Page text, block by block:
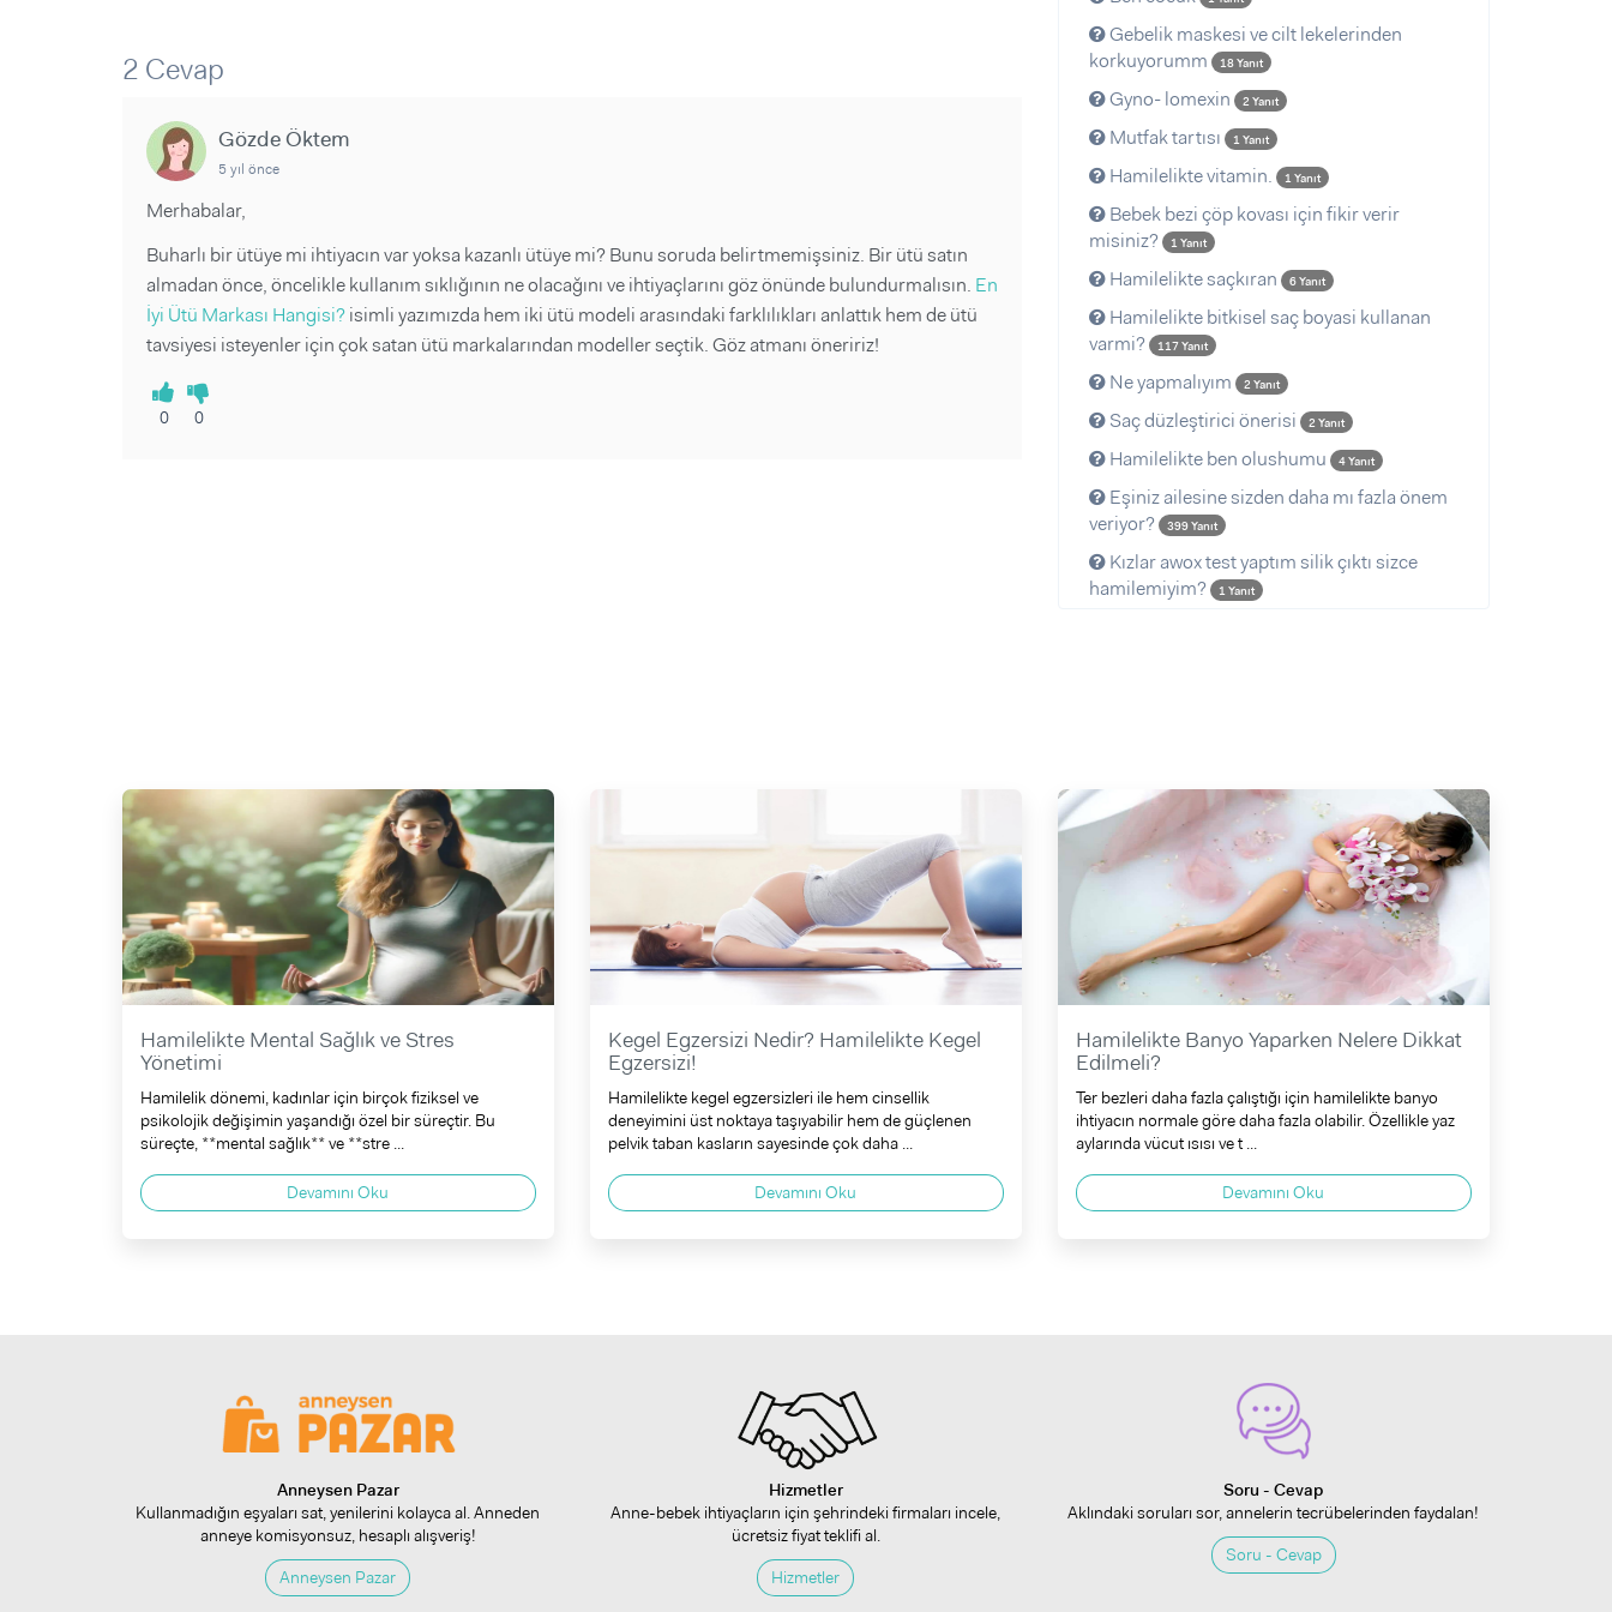
2 Cevap
Gözde Öktem
5 yıl önce
Merhabalar,
Buharlı bir ütüye mi ihtiyacın var yoksa kazanlı ütüye mi? Bunu soruda belirtmemişsiniz. Bir ütü satın
almadan önce, öncelikle kullanım sıklığının ne olacağını ve ihtiyaçlarını göz önünde bulundurmalısın. En
İyi Ütü Markası Hangisi?isimli yazımızda hem iki ütü modeli arasındaki farklılıkları anlattık hem de ütü
tavsiyesi isteyenler için çok satan ütü markalarından modeller seçtik. Göz atmanı öneririz!
0 0
Gebelik maskesi ve cilt lekelerinden
korkuyorumm
18 Yanıt
Gyno- lomexin 2 Yanıt
Mutfak tartısı 1 Yanıt
Hamilelikte vitamin. 1 Yanıt
Bebek bezi çöp kovası için fikir verir
misiniz?
1 Yanıt
Hamilelikte saçkıran 6 Yanıt
Hamilelikte bitkisel saç boyasi kullanan
varmi?
117 Yanıt
Ne yapmalıyım 2 Yanıt
Saç düzleştirici önerisi 2 Yanıt
Hamilelikte ben olushumu 4 Yanıt
Eşiniz ailesine sizden daha mı fazla önem
veriyor?
399 Yanıt
Kızlar awox test yaptım silik çıktı sizce
hamilemiyim?
1 Yanıt
Hamilelikte Mental Sağlık ve Stres
Yönetimi
Hamilelik dönemi, kadınlar için birçok fiziksel ve
psikolojik değişimin yaşandığı özel bir süreçtir. Bu
süreçte, **mental sağlık** ve **stre ...
Devamını Oku
Kegel Egzersizi Nedir? Hamilelikte Kegel
Egzersizi!
Hamilelikte kegel egzersizleri ile hem cinsellik
deneyimini üst noktaya taşıyabilir hem de güçlenen
pelvik taban kasların sayesinde çok daha ...
Devamını Oku
Hamilelikte Banyo Yaparken Nelere Dikkat
Edilmeli?
Ter bezleri daha fazla çalıştığı için hamilelikte banyo
ihtiyacın normale göre daha fazla olabilir. Özellikle yaz
aylarında vücut ısısı ve t ...
Devamını Oku
Anneysen Pazar
Kullanmadığın eşyaları sat, yenilerini kolayca al. Anneden
anneye komisyonsuz, hesaplı alışveriş!
Anneysen Pazar
Hizmetler
Anne-bebek ihtiyaçların için şehrindeki firmaları incele,
ücretsiz fiyat teklifi al.
Hizmetler
Soru - Cevap
Aklındaki soruları sor, annelerin tecrübelerinden faydalan!
Soru - Cevap